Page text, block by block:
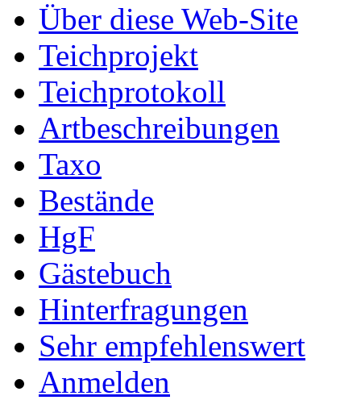
Über diese Web-Site
Teichprojekt
Teichprotokoll
Artbeschreibungen
Taxo
Bestände
HgF
Gästebuch
Hinterfragungen
Sehr empfehlenswert
Anmelden